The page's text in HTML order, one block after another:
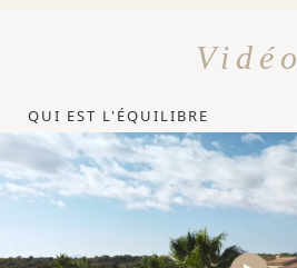
Vidéo
QUI EST L'ÉQUILIBRE